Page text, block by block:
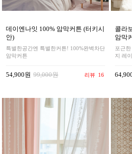
데이엔나잇 100% 암막커튼 (터키시
안)
특별한공간엔 특별한커튼! 100%완벽차단
암막커튼
54,900원 99,000원 리뷰 16
콜라
암막
포근
지 레